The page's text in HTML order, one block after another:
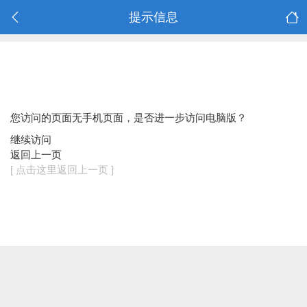
提示信息
您访问的页面无手机页面，是否进一步访问电脑版？
继续访问
返回上一页
[ 点击这里返回上一页 ]